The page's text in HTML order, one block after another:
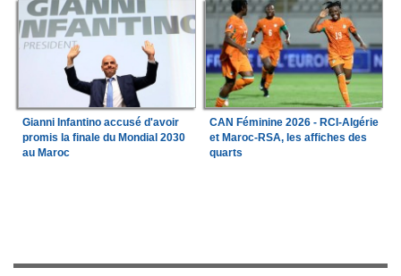
Gianni Infantino accusé d'avoir
promis la finale du Mondial 2030
au Maroc
CAN Féminine 2026 - RCI-Algérie
et Maroc-RSA, les affiches des
quarts